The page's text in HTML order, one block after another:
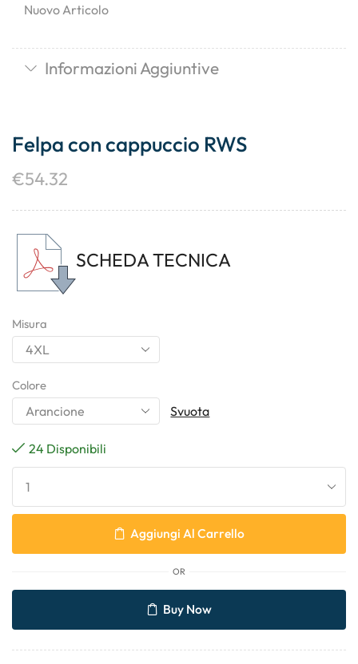
Nuovo Articolo
Informazioni Aggiuntive
Felpa con cappuccio RWS
€54.32
SCHEDA TECNICA
Misura
Colore
Svuota
24 Disponibili
Aggiungi Al Carrello
OR
Buy Now